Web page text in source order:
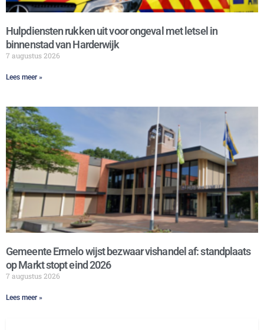
Hulpdiensten rukken uit voor ongeval met letsel in
binnenstad van Harderwijk
7 augustus 2026
Lees meer »
Gemeente Ermelo wijst bezwaar vishandel af: standplaats
op Markt stopt eind 2026
7 augustus 2026
Lees meer »